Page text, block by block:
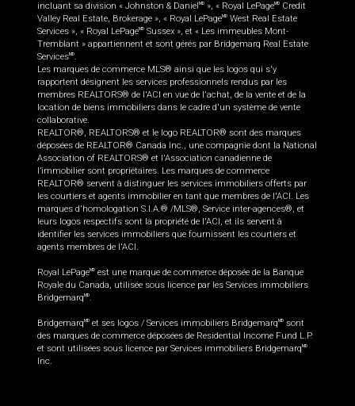
incluant sa division « Johnston & DanielMD », « Royal LePageMD
Credit
Valley Real Estate, Brokerage », « Royal LePageMD West Real Estate
Services », « Royal LePageMD Sussex », et « Les immeubles Mont-
Tremblant » appartiennent et sont gérés par Bridgemarq Real Estate
ServicesMD.
Les marques de commerce MLS® ainsi que les logos qui s'y
rapportent désignent les services professionnels rendus par les
membres REALTORS® de l'ACI en vue de l'achat, de la vente et de la
location de biens immobiliers dans le cadre d'un système de vente
collaborative.
REALTOR®, REALTORS® et le logo REALTOR® sont des marques
déposées de REALTOR® Canada Inc., une compagnie dont la National
Association of REALTORS® et l'Association canadienne de
l’immobilier sont propriétaires. Les marques de commerce
REALTOR® servent à distinguer les services immobiliers offerts par
les courtiers et agents immobilier en tant que membres de l'ACI. Les
marques d'homologation S.I.A.® /MLS®, Service inter-agences®, et
leurs logos respectifs sont la propriété de l'ACI, et ils servent à
identifier les services immobiliers que fournissent les courtiers et
agents membres de l'ACI.
Royal LePageMD est une marque de commerce déposée de la Banque
Royale du Canada, utilisée sous licence par les Services immobiliers
BridgemarqMD.
BridgemarqMD et ses logos / Services immobiliers BridgemarqMD
sont
des marques de commerce déposées de Residential Income Fund L.P.
et sont utilisées sous licence par Services immobiliers BridgemarqMD
Inc.